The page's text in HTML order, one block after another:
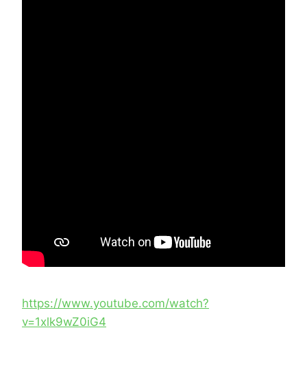
https://www.youtube.com/watch?
v=1xlk9wZ0iG4